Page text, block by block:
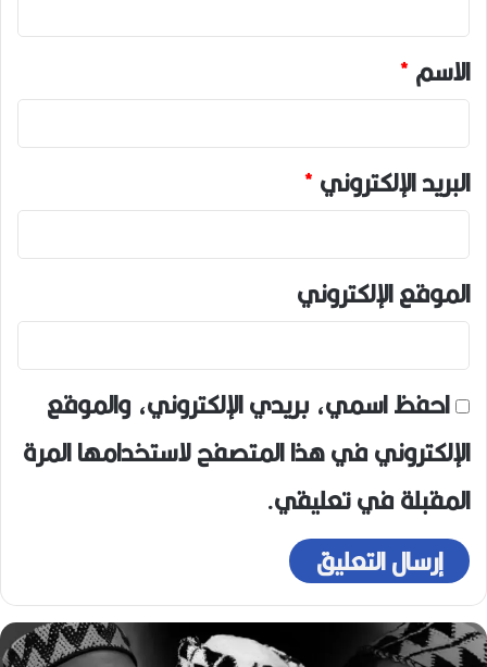
ق
*
الاسم*
البريد الإلكتروني*
الموقع الإلكتروني
احفظ اسمي، بريدي الإلكتروني، والموقع
الإلكتروني في هذا المتصفح لاستخدامها المرة
المقبلة في تعليقي.
رحيل
المخرج